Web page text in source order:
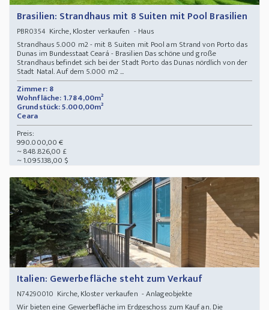
Brasilien: Strandhaus mit 8 Suiten mit Pool Brasilien
PBR0354Kirche, Kloster verkaufen - Haus
Strandhaus 5.000 m2 - mit 8 Suiten mit Pool am Strand von Porto das
Dunas im Bundesstaat Ceará - Brasilien Das schöne und große
Strandhaus befindet sich bei der Stadt Porto das Dunas nördlich von der
Stadt Natal. Auf dem 5.000 m2 ...
Zimmer: 8
Wohnfläche: 1.784,00m²
Grundstück: 5.000,00m²
Ceara
Preis:
990.000,00 €
~ 848.826,00 £
~ 1.095.138,00 $
Italien: Gewerbefläche steht zum Verkauf
N74290010 Kirche, Kloster verkaufen - Anlageobjekte
Wir bieten eine Gewerbefläche im Erdgeschoss zum Kauf an. Die